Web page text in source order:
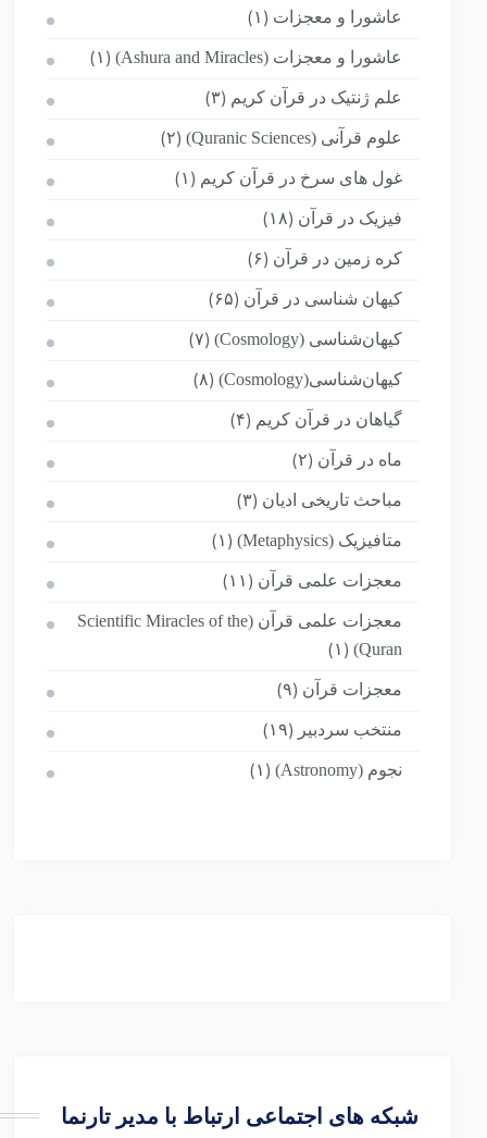
عاشورا و معجزات (۱)
عاشورا و معجزات (Ashura and Miracles) (۱)
علم ژنتیک در قرآن کریم (۳)
علوم قرآنی (Quranic Sciences) (۲)
غول های سرخ در قرآن کریم (۱)
فیزیک در قرآن (۱۸)
کره زمین در قرآن (۶)
کیهان شناسی در قرآن (۶۵)
کیهان‌شناسی (Cosmology) (۷)
کیهان‌شناسی(Cosmology) (۸)
گیاهان در قرآن کریم (۴)
ماه در قرآن (۲)
مباحث تاریخی ادیان (۳)
متافیزیک (Metaphysics) (۱)
معجزات علمی قرآن (۱۱)
معجزات علمی قرآن (Scientific Miracles of the
Quran)
(۱)
معجزات قرآن (۹)
منتخب سردبیر (۱۹)
نجوم (Astronomy) (۱)
شبکه های اجتماعی ارتباط با مدیر تارنما